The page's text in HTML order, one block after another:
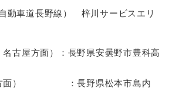
動車道長野線） 梓川サービスエリ
名古屋方面）：長野県安曇野市豊科高
方面） ：長野県松本市島内